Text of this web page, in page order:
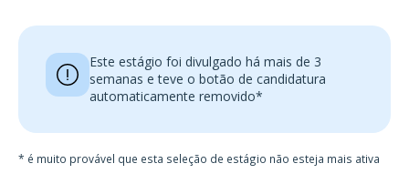
Este estágio foi divulgado há mais de 3
semanas e teve o botão de candidatura
automaticamente removido*
* é muito provável que esta seleção de estágio não esteja mais ativa